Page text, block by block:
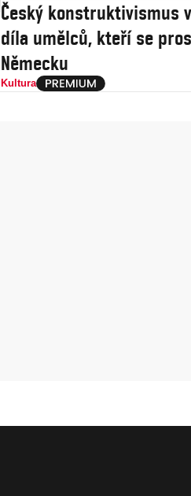
Český konstruktivismus
díla umělců, kteří se
Německu
Kultura